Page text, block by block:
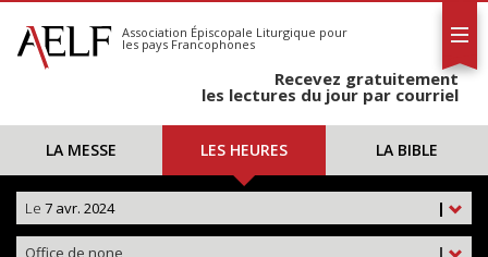
S'abonner
Calendrier
Association Épiscopale Liturgique pour
les pays Francophones
Recevez gratuitement
les lectures du jour par courriel
LA MESSE LES HEURES LA BIBLE
|
Le 7 avr. 2024
|
Office de none